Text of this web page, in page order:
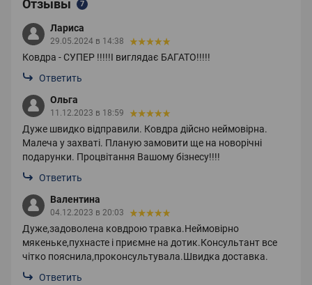
Отзывы 7
Лариса
29.05.2024 в 14:38
Ковдра - СУПЕР !!!!!І виглядає БАГАТО!!!!!
Ответить
Ольга
11.12.2023 в 18:59
Дуже швидко відправили. Ковдра дійсно неймовірна.
Малеча у захваті. Планую замовити ще на новорічні
подарунки. Процвітання Вашому бізнесу!!!!
Ответить
Валентина
04.12.2023 в 20:03
Дуже,задоволена ковдрою травка.Неймовірно
мякеньке,пухнасте і приємне на дотик.Консультант все
чітко пояснила,проконсультувала.Швидка доставка.
Ответить